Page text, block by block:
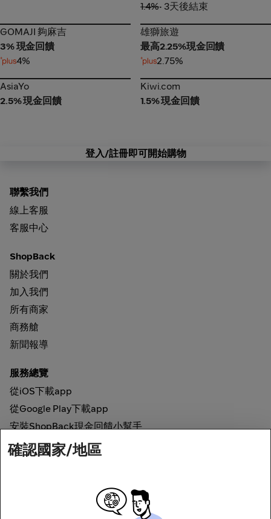
1.4%• 3天後結束
GOMAJI 夠麻吉
GOMAJI 夠麻吉
3% 現金回饋
4%
雄獅旅遊
雄獅旅遊
最高2.25%現金回饋
2.75%
AsiaYo
AsiaYo
2.5% 現金回饋
Kiwi.com
Kiwi.com
1.5% 現金回饋
登入/註冊即可開始購物
聯繫我們
線上客服
客服中心
ShopBack
關於我們
加入我們
所有商家
商務艙
新聞報導
服務總覽
從iOS下載app
從Google Play下載app
安裝ShopBack現金回饋小幫手
如何運作
確認國家/地區